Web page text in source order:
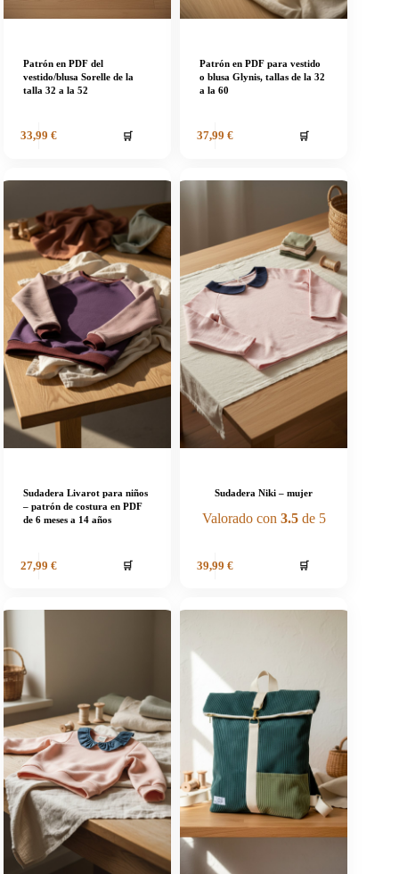
Patrón en PDF del
vestido/blusa Sorelle de la
talla 32 a la 52
33,99 € 🛒
Patrón en PDF para vestido
o blusa Glynis, tallas de la 32
a la 60
37,99 € 🛒
Sudadera Livarot para niños
– patrón de costura en PDF
de 6 meses a 14 años
27,99 € 🛒
Sudadera Niki – mujer
Valorado con 3.5de 5
39,99 € 🛒